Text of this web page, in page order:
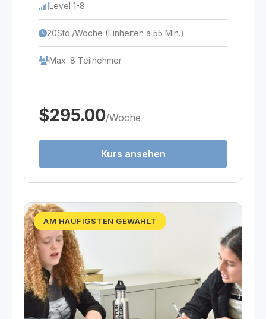
Level 1-8
20Std./Woche (Einheiten à 55 Min.)
Max. 8 Teilnehmer
$295.00/Woche
Kurs ansehen
AM HÄUFIGSTEN GEWÄHLT